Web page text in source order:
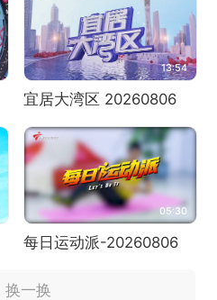
13:54
宜居大湾区 20260806
05:30
每日运动派-20260806
换一换